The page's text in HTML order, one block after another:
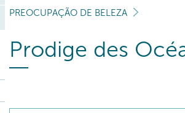
PREOCUPAÇÃO DE BELEZA
Prodige des